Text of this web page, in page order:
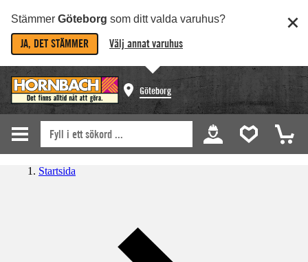
Stämmer Göteborg som ditt valda varuhus?
JA, DET STÄMMER Välj annat varuhus
Göteborg
Startsida